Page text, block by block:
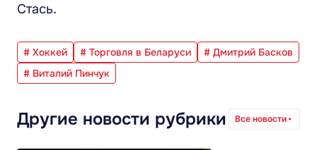
Стась.
# Хоккей # Торговля в Беларуси
# Дмитрий Басков
# Виталий Пинчук
Другие новости рубрики Все новости